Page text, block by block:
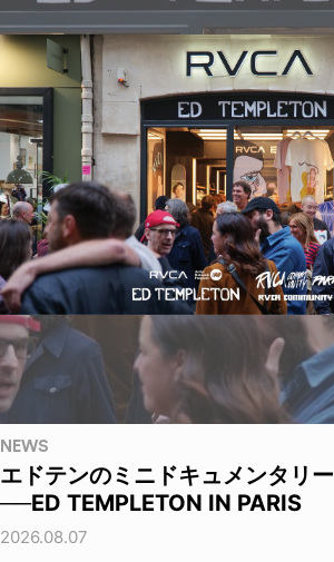
NEWS
エドテンのミニドキュメンタリー
──ED TEMPLETON IN PARIS
2026.08.07